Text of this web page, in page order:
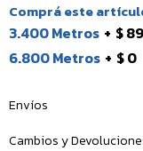
Comprá este
3.400 Metros $
6.800 Metros $ 0
Envíos
Cambios y